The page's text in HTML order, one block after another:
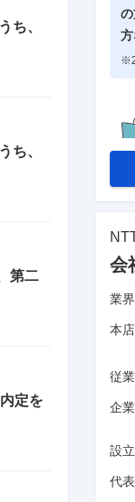
ち、
ち、
第二
定を
の
方
会
業界
本
従
企
設立
代